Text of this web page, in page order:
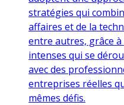
stratégies qui
affaires et de la
entre autres, grâce
intenses qui se
avec des
entreprises réelles
mêmes défis.